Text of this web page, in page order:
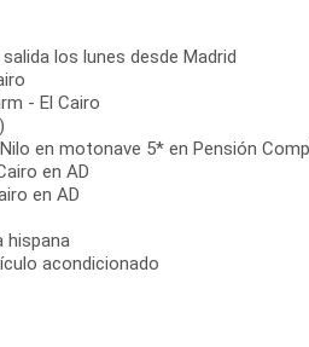
los lunes desde Madrid
- El Cairo
en motonave 5* en Pensión
en AD
en AD
hispana
acondicionado